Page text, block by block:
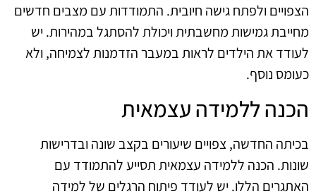
הצפויים ולפתח גישה חיובית. התמודדות עם מצבים חדשים
מחייבת גמישות מחשבתית ויכולת להסתגל במהירות. יש
לעודד את הילדים לראות במעבר הזדמנות לצמיחה, ולא
כעומס נוסף.
הכנה ללמידה עצמאית
בכיתה החדשה, צפויים שיעורים בקצב שונה ובדרישות
שונות. הכנה ללמידה עצמאית תסייע להתמודד עם
האתגרים הללו. יש לעודד פיתוח הרגלים של למידה